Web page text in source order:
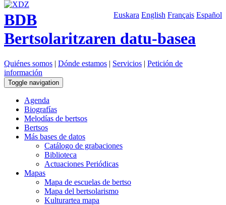
Euskara English Français Español
BDB
Bertsolaritzaren datu-basea
Quiénes somos | Dónde estamos | Servicios | Petición de
información
Toggle navigation
Agenda
Biografías
Melodías de bertsos
Bertsos
Más bases de datos
Catálogo de grabaciones
Biblioteca
Actuaciones Periódicas
Mapas
Mapa de escuelas de bertso
Mapa del bertsolarismo
Kulturartea mapa